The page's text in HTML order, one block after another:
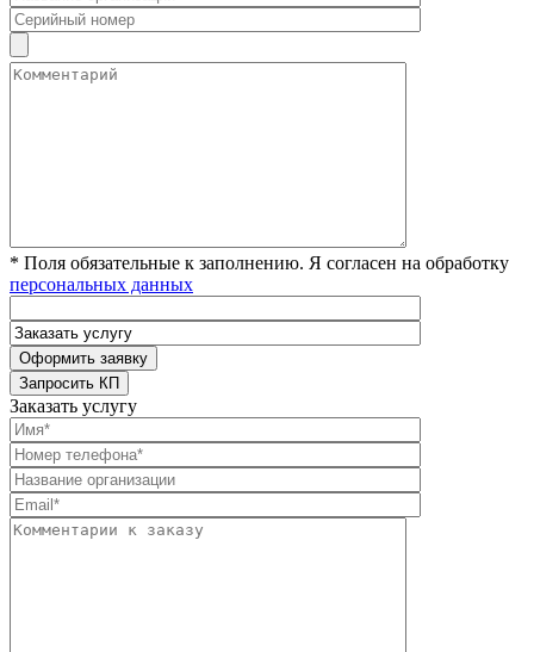
* Поля обязательные к заполнению. Я согласен на обработку
персональных данных
Заказать услугу